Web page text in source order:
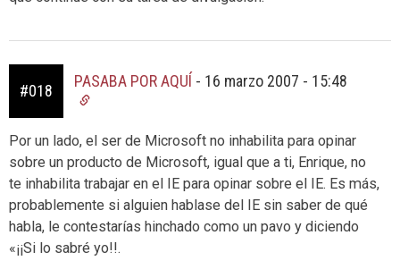
#018
PASABA POR AQUÍ - 16 marzo 2007 - 15:48
Por un lado, el ser de Microsoft no inhabilita para opinar
sobre un producto de Microsoft, igual que a ti, Enrique, no
te inhabilita trabajar en el IE para opinar sobre el IE. Es más,
probablemente si alguien hablase del IE sin saber de qué
habla, le contestarías hinchado como un pavo y diciendo
«¡¡Si lo sabré yo!!.